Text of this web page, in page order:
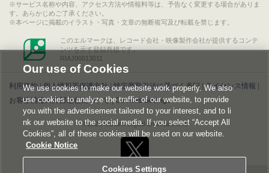
サービス名称や内容、アクセス方法や情報料等は、予告なく変更する場合がありま
す。あらかじめご了承ください。
本ページに掲載のイラスト・写真・文章の無断複写及び転載を禁じます。
このエルマークは、レコード会社・映像製作会社が提供するコンテ
ンツを示す登録商標です。
RIAJ00013011
利用規約 |個人情報等保護方針|特定商取引法に基づく表記 |ライセンス情報
お客様情報の外部送信について|Cookies Settings
©2026 Konami Digital Entertainment
Our use of Cookies
We use cookies to make our website work properly. We also
use cookies to analyze the traffic of our website, to provide
you with the advertisement tailored to your interest, and to li
nk our website to the social media. If you select “Accept All
Cookies”, all of these cookies will be used on our website.
Cookie Notice
Cookies Settings